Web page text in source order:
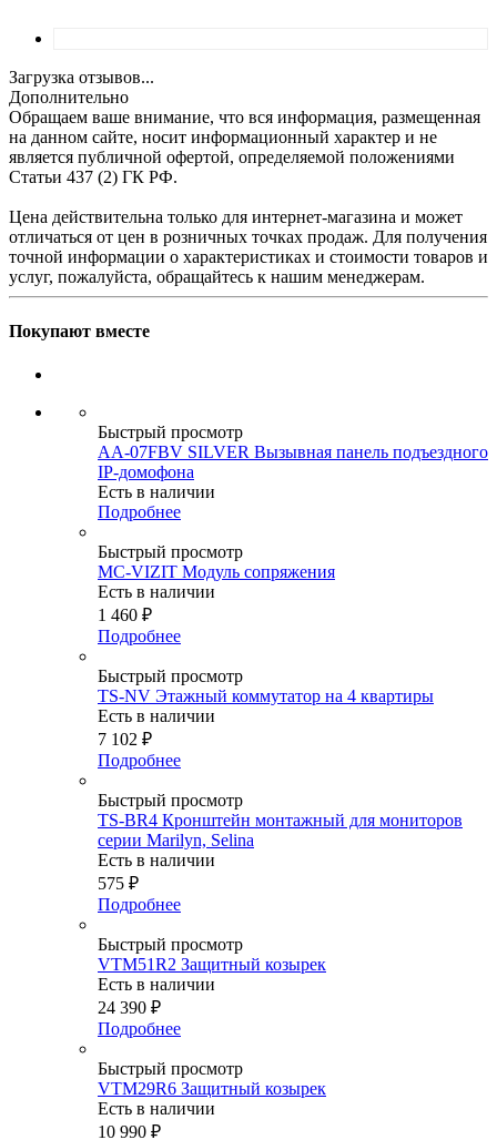
Загрузка отзывов...
Дополнительно
Обращаем ваше внимание, что вся информация, размещенная
на данном сайте, носит информационный характер и не
является публичной офертой, определяемой положениями
Статьи 437 (2) ГК РФ.
Цена действительна только для интернет-магазина и может
отличаться от цен в розничных точках продаж. Для получения
точной информации о характеристиках и стоимости товаров и
услуг, пожалуйста, обращайтесь к нашим менеджерам.
Покупают вместе
Быстрый просмотр
AA-07FBV SILVER Вызывная панель подъездного
IP-домофона
Есть в наличии
Подробнее
Быстрый просмотр
MC-VIZIT Модуль сопряжения
Есть в наличии
1 460 ₽
Подробнее
Быстрый просмотр
TS-NV Этажный коммутатор на 4 квартиры
Есть в наличии
7 102 ₽
Подробнее
Быстрый просмотр
TS-BR4 Кронштейн монтажный для мониторов
серии Marilyn, Selina
Есть в наличии
575 ₽
Подробнее
Быстрый просмотр
VTM51R2 Защитный козырек
Есть в наличии
24 390 ₽
Подробнее
Быстрый просмотр
VTM29R6 Защитный козырек
Есть в наличии
10 990 ₽